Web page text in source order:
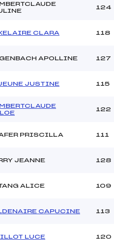
: 124
CLARA 118
APOLLINE 127
JUSTINE 115
122
PRISCILLA 111
JEANNE 128
ALICE 109
CAPUCINE 113
LUCE 120